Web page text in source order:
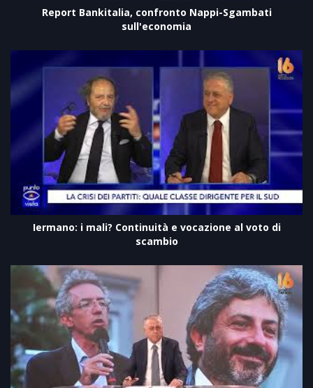
Report Bankitalia, confronto Nappi-Sgambati
sull'economia
Iermano: i mali? Continuità e vocazione al voto di
scambio